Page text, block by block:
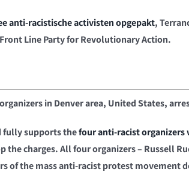
anti-racistische activisten opgepakt,
Line Party for Revolutionary Action.
in Denver area, United States,
fully supports thefour anti-racist organizers
the charges. All four organizers – Russell
of the mass anti-racist protest movement